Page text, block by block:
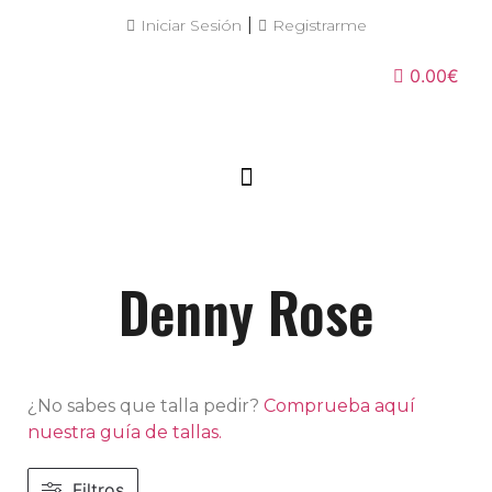
Iniciar Sesión Registrarme
0.00€
Denny Rose
¿No sabes que talla pedir? Comprueba aquí
nuestra guía de tallas.